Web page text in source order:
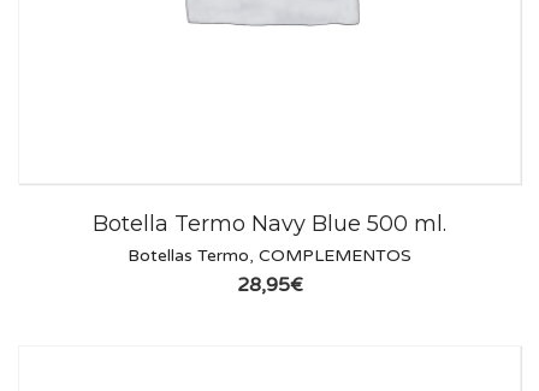
Botella Termo Navy Blue 500 ml.
Botellas Termo, COMPLEMENTOS
28,95€